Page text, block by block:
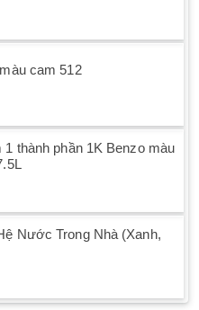
cam 512
thành phần 1K Benzo màu
Nước Trong Nhà (Xanh,